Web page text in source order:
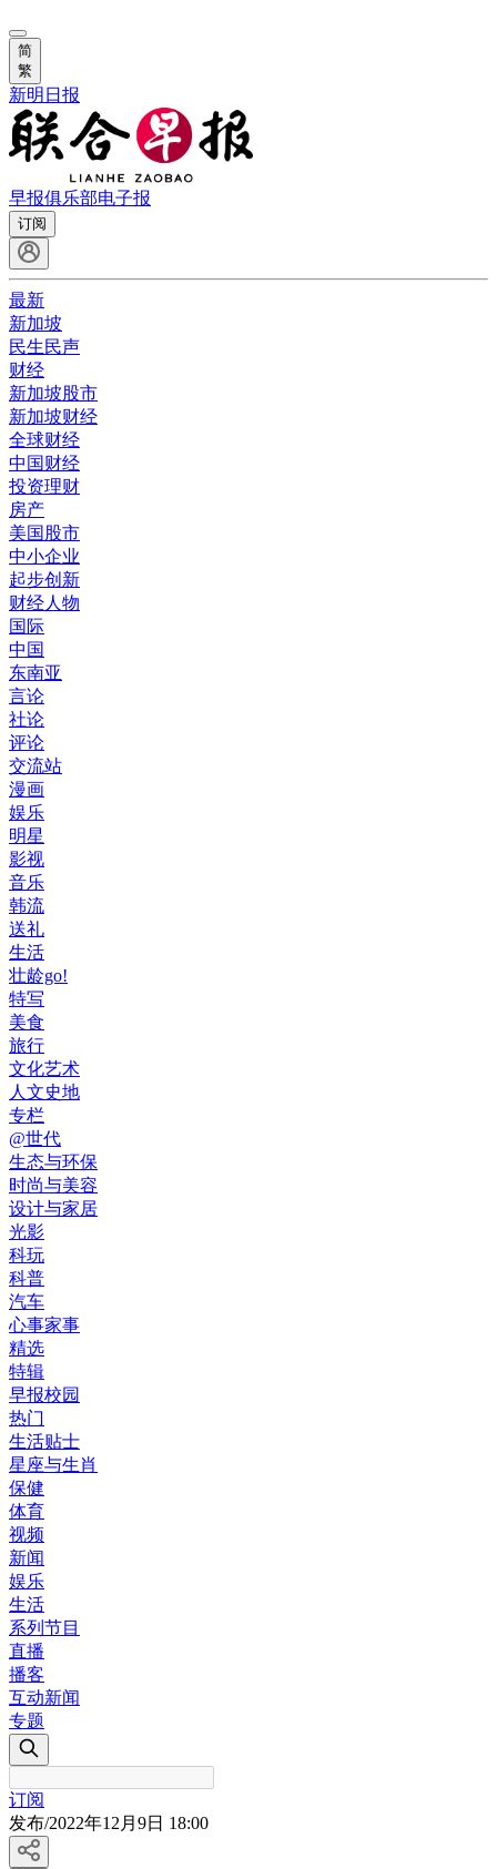
简
繁
新明日报
早报俱乐部电子报
订阅
最新
新加坡
民生民声
财经
新加坡股市
新加坡财经
全球财经
中国财经
投资理财
房产
美国股市
中小企业
起步创新
财经人物
国际
中国
东南亚
言论
社论
评论
交流站
漫画
娱乐
明星
影视
音乐
韩流
送礼
生活
壮龄go!
特写
美食
旅行
文化艺术
人文史地
专栏
@世代
生态与环保
时尚与美容
设计与家居
光影
科玩
科普
汽车
心事家事
精选
特辑
早报校园
热门
生活贴士
星座与生肖
保健
体育
视频
新闻
娱乐
生活
系列节目
直播
播客
互动新闻
专题
订阅
发布/2022年12月9日 18:00